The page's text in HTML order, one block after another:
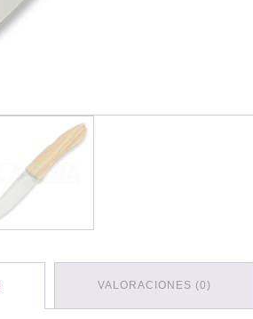
VALORACIONES (0)